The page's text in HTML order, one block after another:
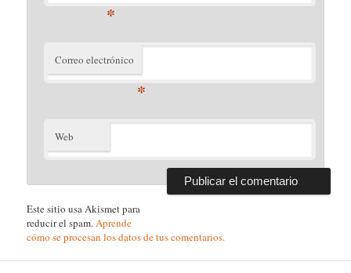
*
Correo electrónico
*
Web
Este sitio usa Akismet para
reducir el spam.Aprende
cómo se procesan los datos de tus comentarios.